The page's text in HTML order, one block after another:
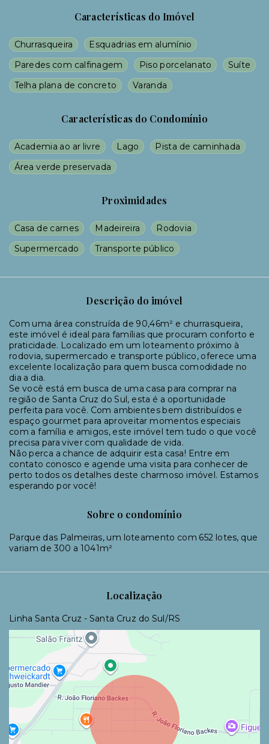
Características do Imóvel
Churrasqueira
Esquadrias em alumínio
Paredes com calfinagem
Piso porcelanato
Suíte
Telha plana de concreto
Varanda
Características do Condomínio
Academia ao ar livre Lago
Pista de caminhada
Área verde preservada
Proximidades
Casa de carnes Madeireira
Rodovia
Supermercado
Transporte público
Descrição do imóvel
Com uma área construída de 90,46m² e churrasqueira,
este imóvel é ideal para famílias que procuram conforto e
praticidade. Localizado em um loteamento próximo à
rodovia, supermercado e transporte público, oferece uma
excelente localização para quem busca comodidade no
dia a dia.
Se você está em busca de uma casa para comprar na
região de Santa Cruz do Sul, esta é a oportunidade
perfeita para você. Com ambientes bem distribuídos e
espaço gourmet para aproveitar momentos especiais
com a família e amigos, este imóvel tem tudo o que você
precisa para viver com qualidade de vida.
Não perca a chance de adquirir esta casa! Entre em
contato conosco e agende uma visita para conhecer de
perto todos os detalhes deste charmoso imóvel. Estamos
esperando por você!
Sobre o condomínio
Parque das Palmeiras, um loteamento com 652 lotes, que
variam de 300 a 1041m²
Localização
Linha Santa Cruz - Santa Cruz do Sul/RS